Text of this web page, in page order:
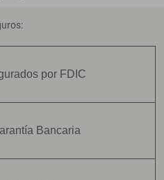
por FDIC
Bancaria